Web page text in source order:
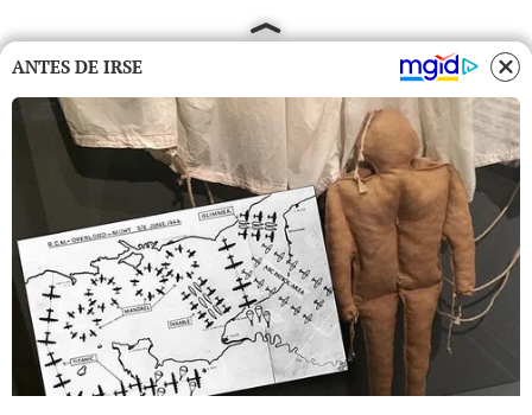
ANTES DE IRSE